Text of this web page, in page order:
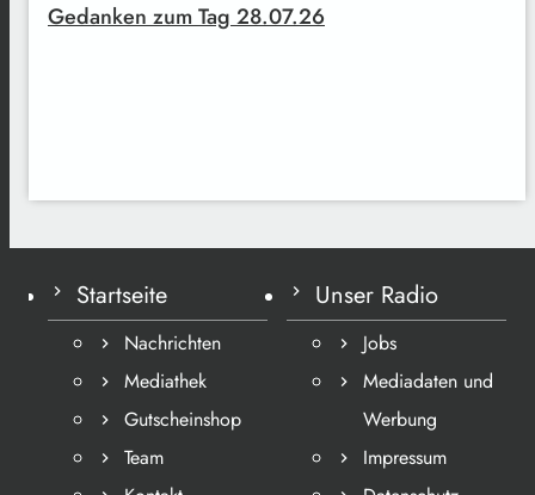
Gedanken zum Tag 28.07.26
Startseite
Nachrichten
Mediathek
Gutscheinshop
Team
Unser Radio
Jobs
Mediadaten und
Werbung
Impressum